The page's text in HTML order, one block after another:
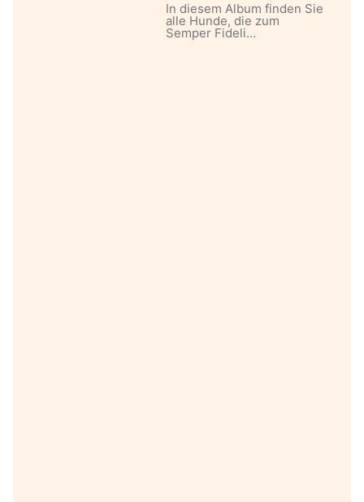
In diesem Album finden Sie
alle Hunde, die zum
Semper Fideli…